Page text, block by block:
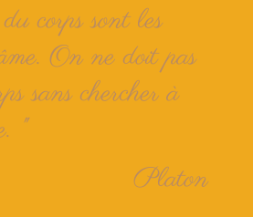
corps sont les
On ne doit pas
sans chercher à
"
Platon